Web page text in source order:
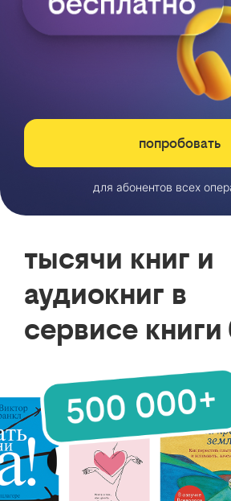
попробовать
для абонентов всех
тысячи книг и
аудиокниг в
сервисе